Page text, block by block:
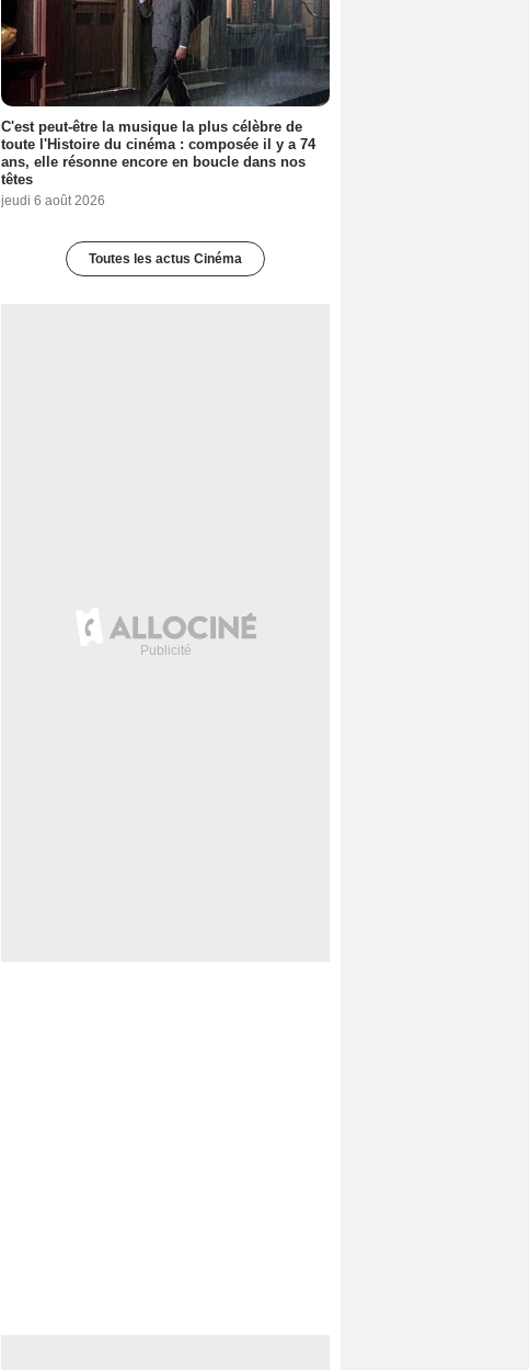
C'est peut-être la musique la plus célèbre de
toute l'Histoire du cinéma : composée il y a 74
ans, elle résonne encore en boucle dans nos
têtes
jeudi 6 août 2026
Toutes les actus Cinéma